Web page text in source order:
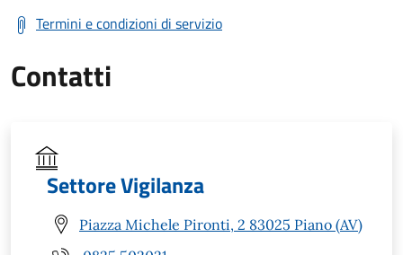
Termini e condizioni di servizio
Contatti
Settore Vigilanza
Piazza Michele Pironti, 2 83025 Piano (AV)